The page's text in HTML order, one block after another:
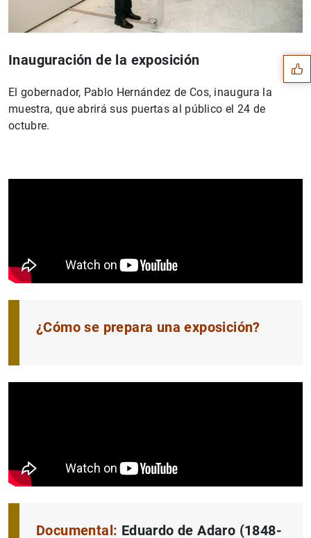
Inauguración de la exposición
El gobernador, Pablo Hernández de Cos, inaugura la
muestra, que abrirá sus puertas al público el 24 de
octubre.
¿Cómo se prepara una exposición?
Documental: Eduardo de Adaro (1848-
Sugerencias